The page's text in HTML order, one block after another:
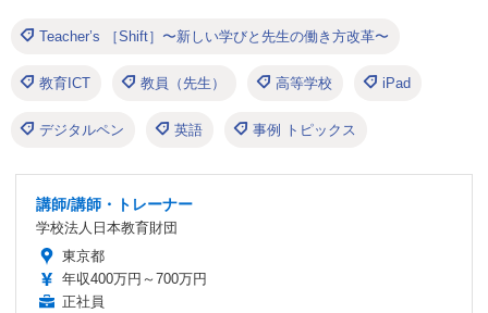
Teacher’s ［Shift］〜新しい学びと先生の働き方改革〜
教育ICT 教員（先生） 高等学校 iPad
デジタルペン 英語 事例 トピックス
講師/講師・トレーナー
学校法人日本教育財団
東京都
年収400万円～700万円
正社員